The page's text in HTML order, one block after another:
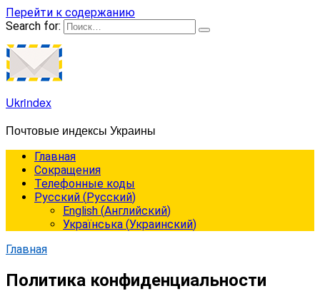
Перейти к содержанию
Search for:
Ukrindex
Почтовые индексы Украины
Главная
Сокращения
Телефонные коды
Русский (Русский)
English (Английский)
Українська (Украинский)
Главная
Политика конфиденциальности